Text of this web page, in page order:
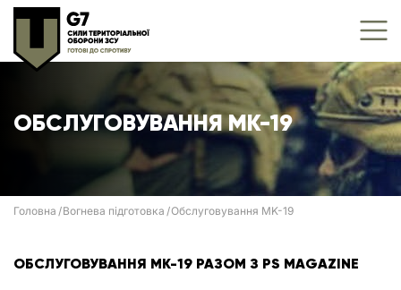
ОБСЛУГОВУВАННЯ MK-19
Головна Вогнева підготовка Обслуговування MK-19
ОБСЛУГОВУВАННЯ MK-19 РАЗОМ З PS MAGAZINE